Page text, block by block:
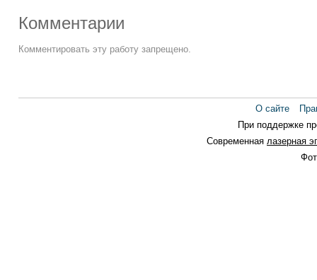
Комментарии
Комментировать эту работу запрещено.
О сайте
При поддержке
Современная лазерная